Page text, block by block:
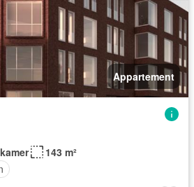
Appartement
143 m²